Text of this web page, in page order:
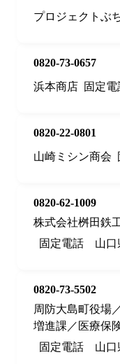
プロジェクトぶ
0820-73-0657
浜本商店 固定電
0820-22-0801
山崎ミシン商会
0820-62-1009
株式会社桝田鉄
固定電話
山口
0820-73-5502
周防大島町役場
増進課／医療保
固定電話
山口